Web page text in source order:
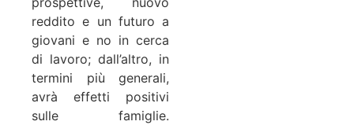
reddito e un futuro a
giovani e no in cerca
di lavoro; dall’altro, in
termini più generali,
avrà effetti positivi
sulle famiglie.